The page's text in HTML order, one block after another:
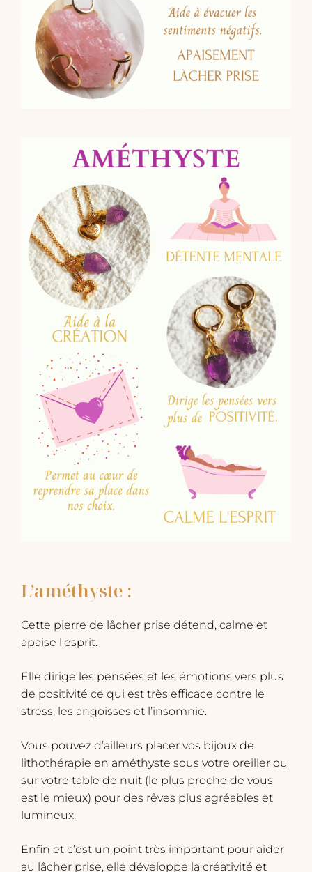
L’améthyste :
Cette pierre de lâcher prise détend, calme et
apaise l’esprit.
Elle dirige les pensées et les émotions vers plus
de positivité ce qui est très efficace contre le
stress, les angoisses et l’insomnie.
Vous pouvez d’ailleurs placer vos bijoux de
lithothérapie en améthyste sous votre oreiller ou
sur votre table de nuit (le plus proche de vous
est le mieux) pour des rêves plus agréables et
lumineux.
Enfin et c’est un point très important pour aider
au lâcher prise, elle développe la créativité et